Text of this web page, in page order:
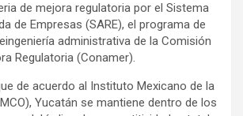
de mejora regulatoria por el Sistema
de Empresas (SARE), el programa de
administrativa de la Comisión
Regulatoria (Conamer).
de acuerdo al Instituto Mexicano de la
Yucatán se mantiene dentro de los